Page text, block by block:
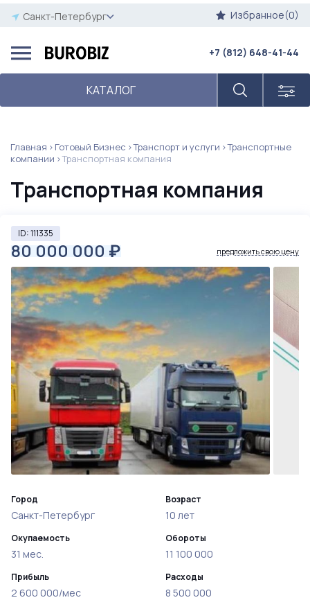
Санкт-Петербург Избранное(0)
КАТАЛОГ
+7 (812) 648-41-44
Главная Готовый Бизнес Транспорт и услуги
Транспортные
компании
Транспортная компания
Транспортная компания
ID: 111335
80 000 000 ₽ предложить свою цену
Город
Санкт-Петербург
Окупаемость
31 мес.
Прибыль
2 600 000/мес
Возраст
10 лет
Обороты
11 100 000
Расходы
8 500 000